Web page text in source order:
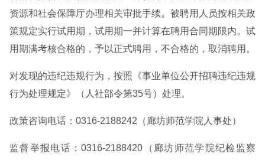
资源和社会保障厅办理相关审批手续。被聘用人员按相关政
策规定实行试用期，试用期一并计算在聘用合同期限内。试
用期满考核合格的，予以正式聘用，不合格的，取消聘用。
对发现的违纪违规行为，按照《事业单位公开招聘违纪违规
行为处理规定》（人社部令第35号）处理。
政策咨询电话：0316-2188242（廊坊师范学院人事处）
监督举报电话：0316-2188420（廊坊师范学院纪检监察